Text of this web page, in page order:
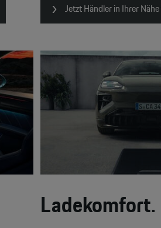
Jetzt Händler in Ihrer
Ladekomfort.